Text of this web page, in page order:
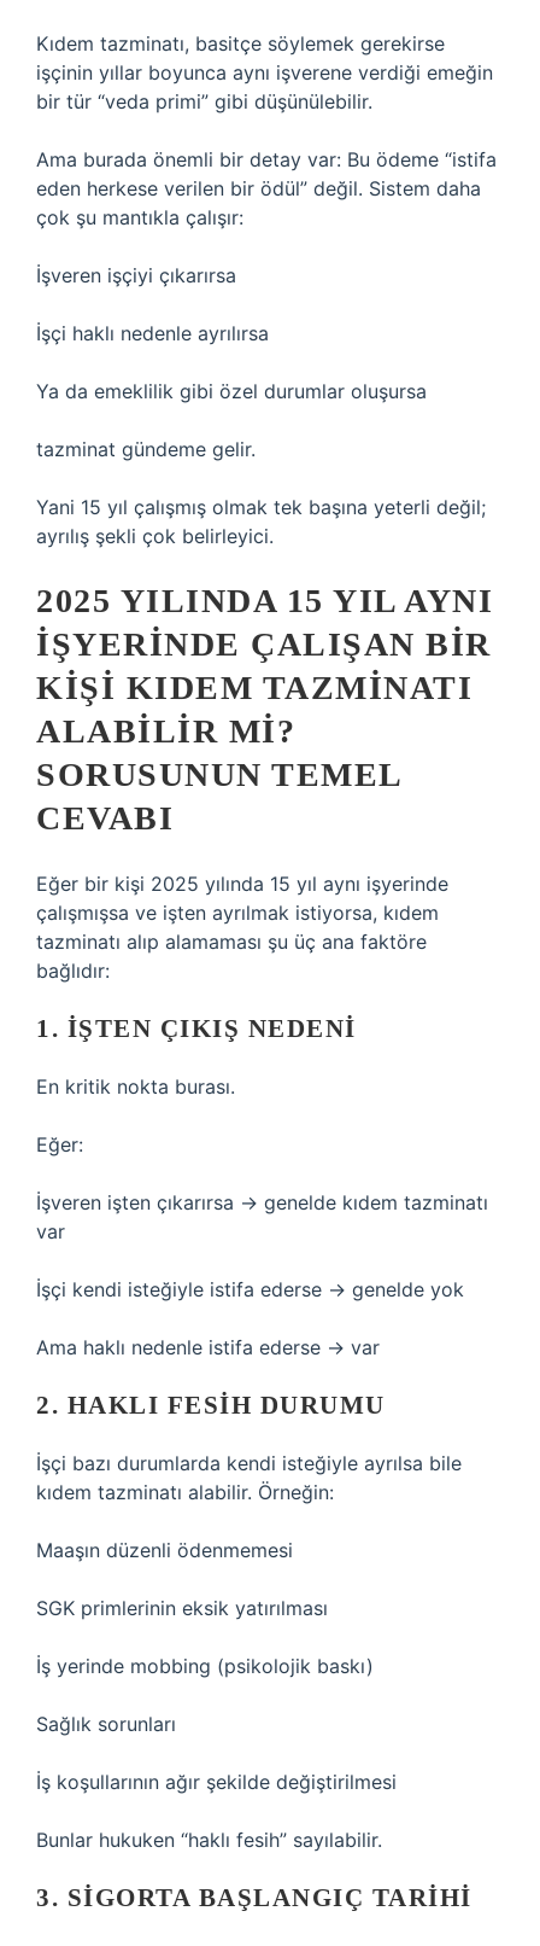
Kıdem tazminatı, basitçe söylemek gerekirse
işçinin yıllar boyunca aynı işverene verdiği emeğin
bir tür “veda primi” gibi düşünülebilir.
Ama burada önemli bir detay var: Bu ödeme “istifa
eden herkese verilen bir ödül” değil. Sistem daha
çok şu mantıkla çalışır:
İşveren işçiyi çıkarırsa
İşçi haklı nedenle ayrılırsa
Ya da emeklilik gibi özel durumlar oluşursa
tazminat gündeme gelir.
Yani 15 yıl çalışmış olmak tek başına yeterli değil;
ayrılış şekli çok belirleyici.
2025 YILINDA 15 YIL AYNI
IŞYERINDE ÇALIŞAN BIR
KIŞI KIDEM TAZMINATI
ALABILIR MI?
SORUSUNUN TEMEL
CEVABI
Eğer bir kişi 2025 yılında 15 yıl aynı işyerinde
çalışmışsa ve işten ayrılmak istiyorsa, kıdem
tazminatı alıp alamaması şu üç ana faktöre
bağlıdır:
1. İŞTEN ÇIKIŞ NEDENI
En kritik nokta burası.
Eğer:
İşveren işten çıkarırsa → genelde kıdem tazminatı
var
İşçi kendi isteğiyle istifa ederse → genelde yok
Ama haklı nedenle istifa ederse → var
2. HAKLI FESIH DURUMU
İşçi bazı durumlarda kendi isteğiyle ayrılsa bile
kıdem tazminatı alabilir. Örneğin:
Maaşın düzenli ödenmemesi
SGK primlerinin eksik yatırılması
İş yerinde mobbing (psikolojik baskı)
Sağlık sorunları
İş koşullarının ağır şekilde değiştirilmesi
Bunlar hukuken “haklı fesih” sayılabilir.
3. SIGORTA BAŞLANGIÇ TARIHI